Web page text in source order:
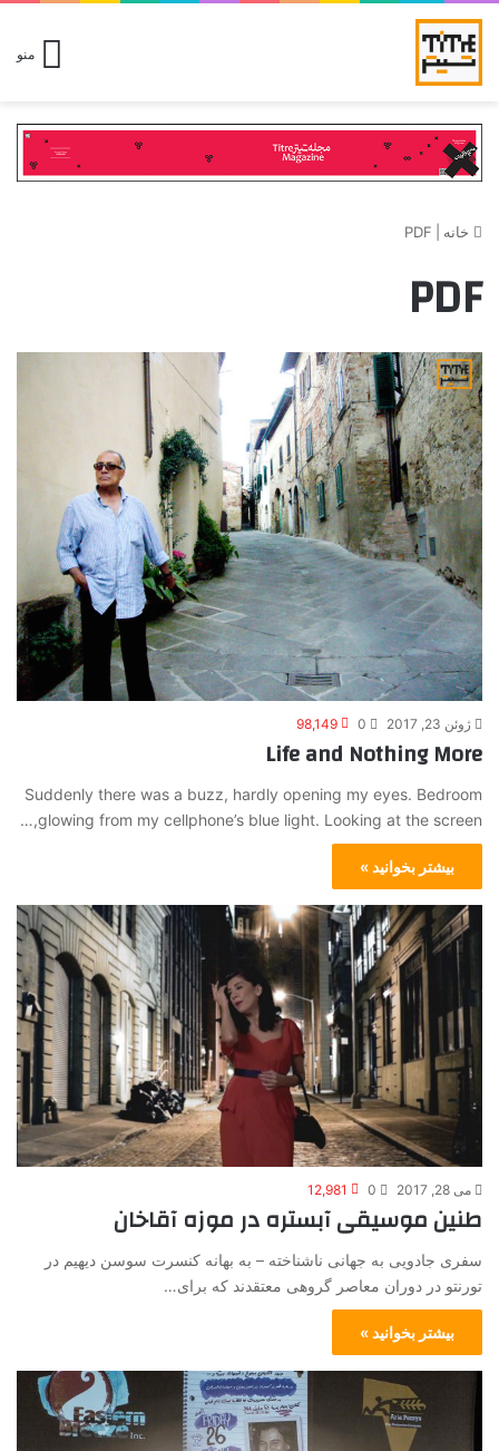
منو
خانه PDF
PDF
ژوئن 23, 2017 0
98,149
Life and Nothing More
Suddenly there was a buzz, hardly opening my eyes. Bedroom
glowing from my cellphone’s blue light. Looking at the screen,…
بیشتر بخوانید »
می 28, 2017 0
12,981
طنین موسیقی آبستره در موزه آقاخان
سفری جادویی به جهانی ناشناخته – به بهانه کنسرت سوسن دیهیم در
تورنتو در دوران معاصر گروهی معتقدند که برای…
بیشتر بخوانید »